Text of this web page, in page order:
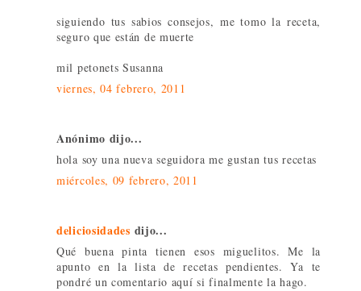
siguiendo tus sabios consejos, me tomo la receta,
seguro que están de muerte
mil petonets Susanna
viernes, 04 febrero, 2011
Anónimo dijo...
hola soy una nueva seguidora me gustan tus recetas
miércoles, 09 febrero, 2011
deliciosidades dijo...
Qué buena pinta tienen esos miguelitos. Me la
apunto en la lista de recetas pendientes. Ya te
pondré un comentario aquí si finalmente la hago.